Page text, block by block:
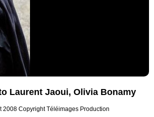
Laurent Jaoui, Olivia Bonamy
2008 Copyright Téléimages Production